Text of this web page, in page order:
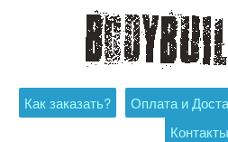
Как заказать? Оплата и
Контакты